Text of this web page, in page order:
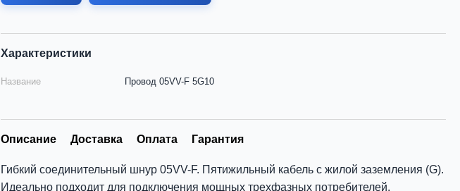
Характеристики
Название Провод 05VV-F 5G10
Описание Доставка Оплата Гарантия
Гибкий соединительный шнур 05VV-F. Пятижильный кабель с жилой заземления (G).
Идеально подходит для подключения мощных трехфазных потребителей.